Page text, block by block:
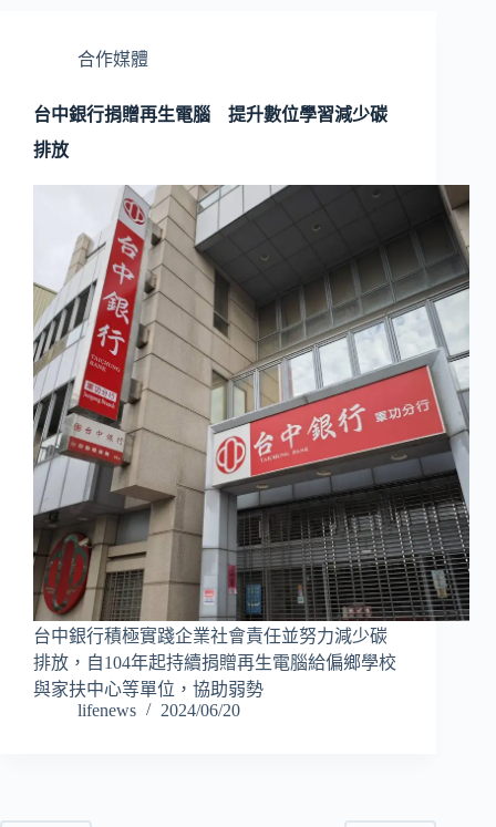
合作媒體
台中銀行捐贈再生電腦 提升數位學習減少碳
排放
台中銀行積極實踐企業社會責任並努力減少碳
排放，自104年起持續捐贈再生電腦給偏鄉學校
與家扶中心等單位，協助弱勢
lifenews
2024/06/20